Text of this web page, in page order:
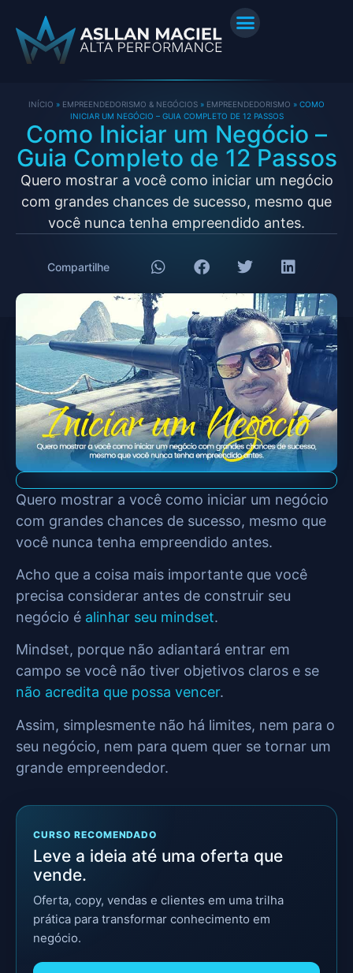
INÍCIO » EMPREENDEDORISMO & NEGÓCIOS » EMPREENDEDORISMO » COMO
INICIAR UM NEGÓCIO – GUIA COMPLETO DE 12 PASSOS
Como Iniciar um Negócio –
Guia Completo de 12 Passos
Quero mostrar a você como iniciar um negócio
com grandes chances de sucesso, mesmo que
você nunca tenha empreendido antes.
Compartilhe
Quero mostrar a você como iniciar um negócio
com grandes chances de sucesso, mesmo que
você nunca tenha empreendido antes.
Acho que a coisa mais importante que você
precisa considerar antes de construir seu
negócio é alinhar seu mindset.
Mindset, porque não adiantará entrar em
campo se você não tiver objetivos claros e se
não acredita que possa vencer.
Assim, simplesmente não há limites, nem para o
seu negócio, nem para quem quer se tornar um
grande empreendedor.
CURSO RECOMENDADO
Leve a ideia até uma oferta que
vende.
Oferta, copy, vendas e clientes em uma trilha
prática para transformar conhecimento em
negócio.